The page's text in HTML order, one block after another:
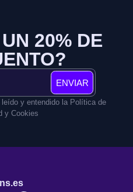
20% DE
ENVIAR
y entendido la Política de
y Cookies